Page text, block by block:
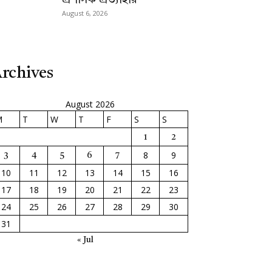
August 6, 2026
August 2026
T W T F S S
1 2
3 4 5 6 7 8
9
10
11 12 13 14 15
16
17
18 19 20 21 22
23
24
25 26 27 28 29
30
31
« Jul